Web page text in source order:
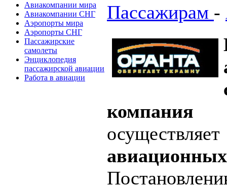
Авиакомпании мира
Авиакомпании СНГ
Аэропорты мира
Аэропорты СНГ
Пассажирские
самолеты
Энциклопедия
пассажирской авиации
Работа в авиации
Пассажирам -